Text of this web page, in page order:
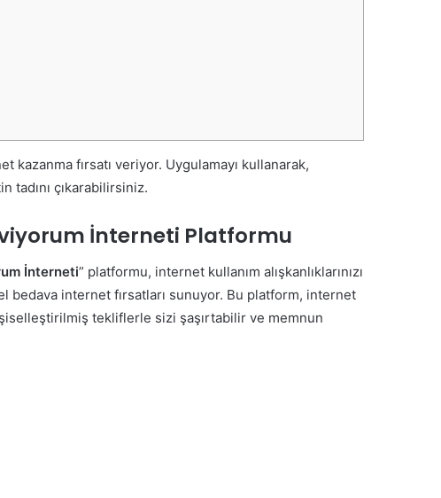
fırsatı veriyor. Uygulamayı kullanarak,
çıkarabilirsiniz.
İnterneti Platformu
İnterneti” platformu, internet kullanım alışkanlıklarınızı
bedava internet fırsatları sunuyor. Bu platform, internet
tekliflerle sizi şaşırtabilir ve memnun